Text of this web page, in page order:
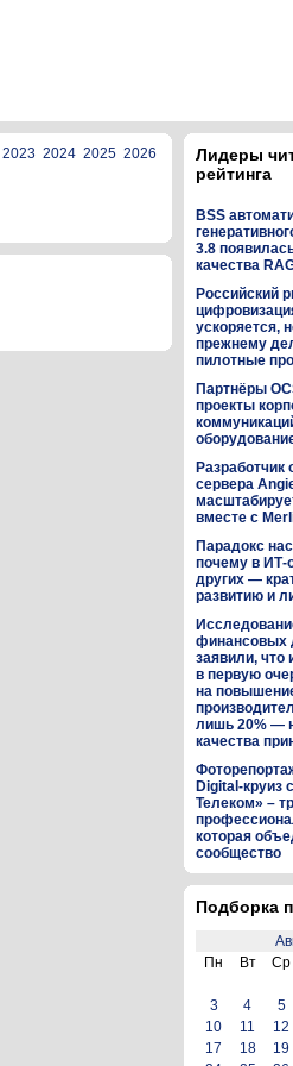
2023 2024 2025 2026
Лидеры
рейтинга
BSS
3.8
качества
Российский
ускоряется,
прежнему
пилотные
Партнёры
проекты
Разработчик
сервера
вместе с
Парадокс
почему в ИТ-
других —
развитию и
финансовых
заявили, что
в первую
на
лишь 20% —
качества
Digital-круиз
Телеком» –
которая
сообщество
Подборка
Пн
Вт Ср
3 4
5
10
11
12
17
18
19